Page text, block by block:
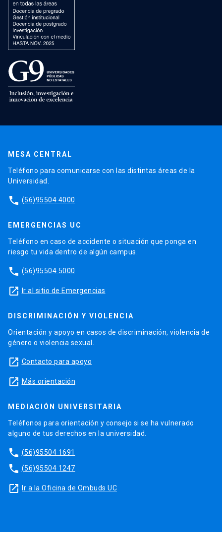
MESA CENTRAL
Teléfono para comunicarse con las distintas áreas de la
Universidad.
phone (56)95504 4000
EMERGENCIAS UC
Teléfono en caso de accidente o situación que ponga en
riesgo tu vida dentro de algún campus.
phone (56)95504 5000
launch Ir al sitio de Emergencias
DISCRIMINACIÓN Y VIOLENCIA
Orientación y apoyo en casos de discriminación, violencia de
género o violencia sexual.
launch Contacto para apoyo
launch Más orientación
MEDIACIÓN UNIVERSITARIA
Teléfonos para orientación y consejo si se ha vulnerado
alguno de tus derechos en la universidad.
phone (56)95504 1691
phone (56)95504 1247
launch Ir a la Oficina de Ombuds UC